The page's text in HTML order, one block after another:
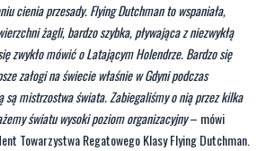
cienia przesady. Flying Dutchman to wspaniała,
żagli, bardzo szybka, pływająca z niezwykłą
zwykło mówić o Latającym Holendrze. Bardzo się
załogi na świecie właśnie w Gdyni podczas
są mistrzostwa świata. Zabiegaliśmy o nią przez kilka
światu wysoki poziom organizacyjny– mówi
Towarzystwa Regatowego Klasy Flying Dutchman.